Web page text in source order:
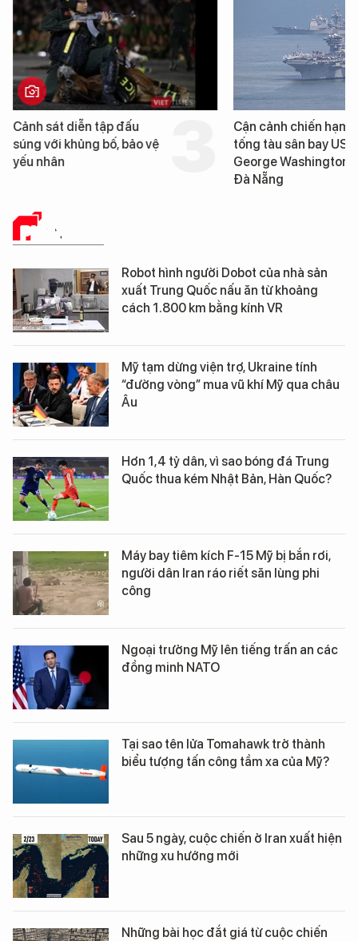
Cảnh sát diễn tập đấu
súng với khủng bố, bảo vệ
yếu nhân
Cận cảnh chiến hạm
tống tàu sân bay USS
George Washington
Đà Nẵng
PHÂN TÍCH
Robot hình người Dobot của nhà sản
xuất Trung Quốc nấu ăn từ khoảng
cách 1.800 km bằng kính VR
Mỹ tạm dừng viện trợ, Ukraine tính
“đường vòng” mua vũ khí Mỹ qua châu
Âu
Hơn 1,4 tỷ dân, vì sao bóng đá Trung
Quốc thua kém Nhật Bản, Hàn Quốc?
Máy bay tiêm kích F-15 Mỹ bị bắn rơi,
người dân Iran ráo riết săn lùng phi
công
Ngoại trưởng Mỹ lên tiếng trấn an các
đồng minh NATO
Tại sao tên lửa Tomahawk trở thành
biểu tượng tấn công tầm xa của Mỹ?
Sau 5 ngày, cuộc chiến ở Iran xuất hiện
những xu hướng mới
Những bài học đắt giá từ cuộc chiến